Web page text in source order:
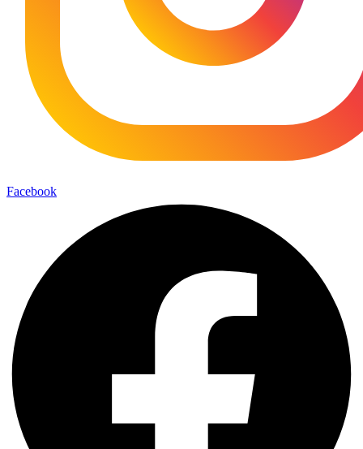
Facebook